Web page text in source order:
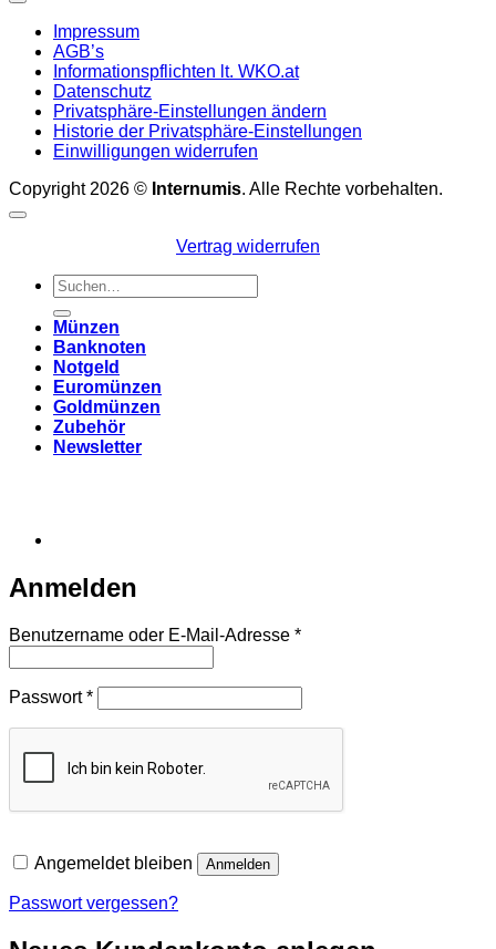
Impressum
AGB’s
Informationspflichten lt. WKO.at
Datenschutz
Privatsphäre-Einstellungen ändern
Historie der Privatsphäre-Einstellungen
Einwilligungen widerrufen
Copyright 2026 © Internumis. Alle Rechte vorbehalten.
Vertrag widerrufen
Suchen
nach:
Münzen
Banknoten
Notgeld
Euromünzen
Goldmünzen
Zubehör
Newsletter
Anmelden
Benutzername oder E-Mail-Adresse *Erforderlich
Passwort*Erforderlich
Angemeldet bleiben Anmelden
Passwort vergessen?